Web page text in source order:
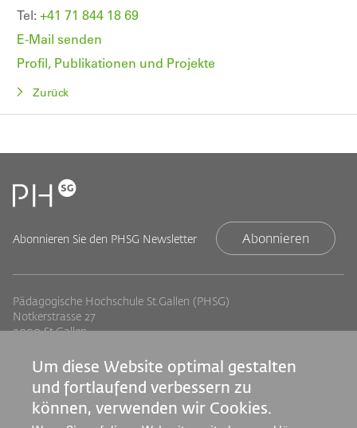
Tel: +41 71 844 18 69
E-Mail senden
Profil, Publikationen und Projekte
Zurück
Abonnieren Sie den PHSG Newsletter Abonnieren
Pädagogische Hochschule St.Gallen (PHSG)
Notkerstrasse 27
9000 St.Gallen
info@phsg.ch
Footer
Links
Standorte
Jobs
Footer
rechts
Studium
Weiterbildung
Um diese Website optimal gestalten
und fortlaufend verbessern zu
können, verwenden wir Cookies.